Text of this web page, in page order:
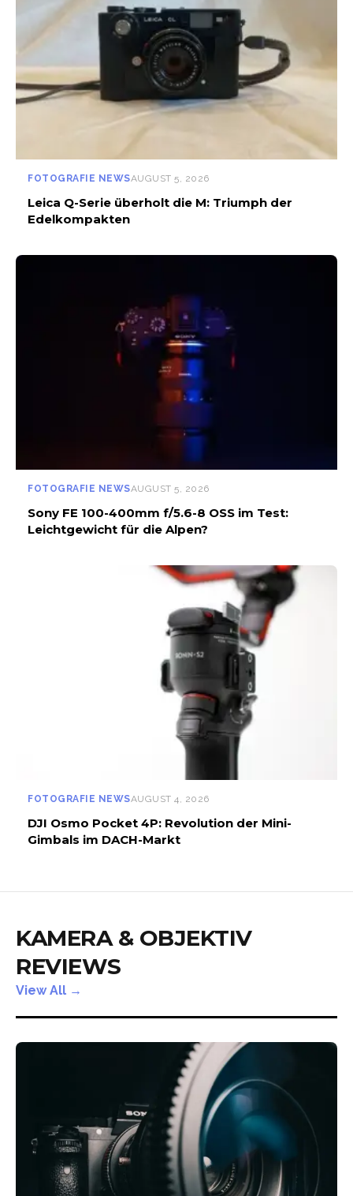
FOTOGRAFIE NEWSAUGUST 5, 2026
Leica Q-Serie überholt die M: Triumph der
Edelkompakten
FOTOGRAFIE NEWSAUGUST 5, 2026
Sony FE 100-400mm f/5.6-8 OSS im Test:
Leichtgewicht für die Alpen?
FOTOGRAFIE NEWSAUGUST 4, 2026
DJI Osmo Pocket 4P: Revolution der Mini-
Gimbals im DACH-Markt
KAMERA & OBJEKTIV
REVIEWS
View All →